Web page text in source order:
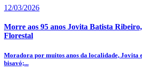
12/03/2026
Morre aos 95 anos Jovita Batista
Florestal
Moradora por muitos anos da localidade, Jovita
bisavó;...